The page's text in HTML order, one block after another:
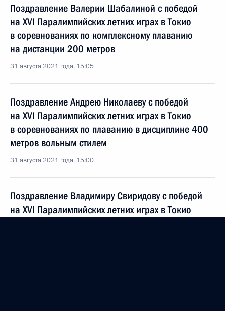
Поздравление Валерии Шабалиной с победой
на XVI Паралимпийских летних играх в Токио
в соревнованиях по комплексному плаванию
на дистанции 200 метров
31 августа 2021 года, 15:05
Поздравление Андрею Николаеву с победой
на XVI Паралимпийских летних играх в Токио
в соревнованиях по плаванию в дисциплине 400
метров вольным стилем
31 августа 2021 года, 15:00
Поздравление Владимиру Свиридову с победой
на XVI Паралимпийских летних играх в Токио